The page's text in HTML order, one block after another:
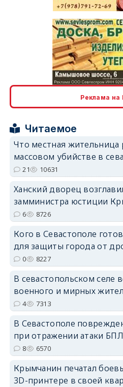
Реклама на
Читаемое
Что местная жительница
массовом убийстве в
21 10631
Ханский дворец
замминистра юстиции
6 8726
Кого в Севастополе
для защиты города от
0 8227
В севастопольском селе
военного и мирных
4 7313
В Севастополе
при отражении атаки
8 6570
Крымчанин печатал
3D-принтере в своей